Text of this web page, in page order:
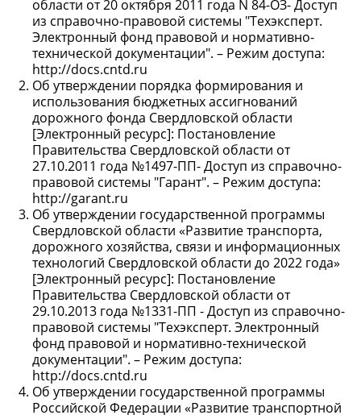
области от 20 октября 2011 года N 84-ОЗ- Доступ
из справочно-правовой системы "Техэксперт.
Электронный фонд правовой и нормативно-
технической документации". – Режим доступа:
http://docs.cntd.ru
Об утверждении порядка формирования и
использования бюджетных ассигнований
дорожного фонда Свердловской области
[Электронный ресурс]: Постановление
Правительства Свердловской области от
27.10.2011 года №1497-ПП- Доступ из справочно-
правовой системы "Гарант". – Режим доступа:
http://garant.ru
Об утверждении государственной программы
Свердловской области «Развитие транспорта,
дорожного хозяйства, связи и информационных
технологий Свердловской области до 2022 года»
[Электронный ресурс]: Постановление
Правительства Свердловской области от
29.10.2013 года №1331-ПП - Доступ из справочно-
правовой системы "Техэксперт. Электронный
фонд правовой и нормативно-технической
документации". – Режим доступа:
http://docs.cntd.ru
Об утверждении государственной программы
Российской Федерации «Развитие транспортной